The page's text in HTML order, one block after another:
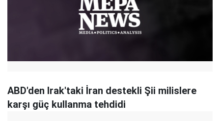
ABD'den Irak'taki İran destekli Şii milislere
karşı güç kullanma tehdidi